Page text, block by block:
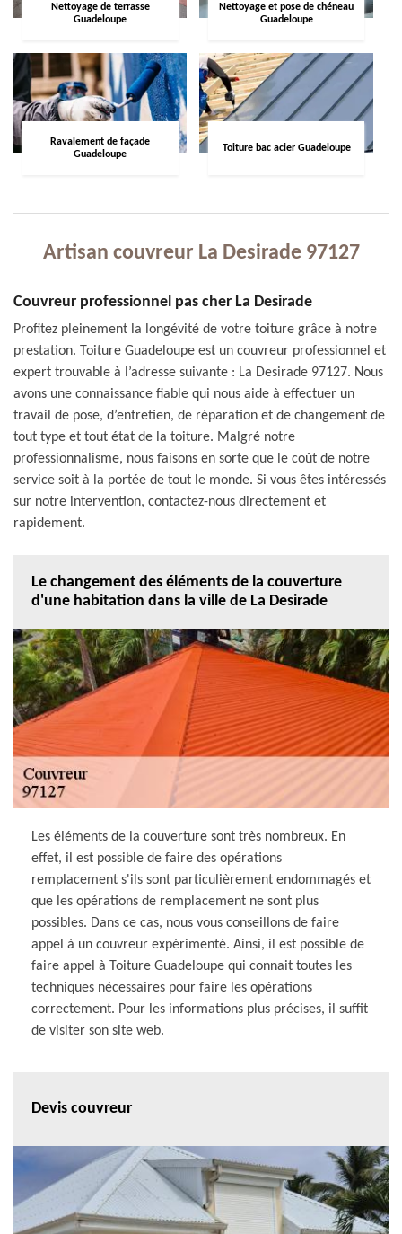
Nettoyage de terrasse
Guadeloupe
Nettoyage et pose de chéneau
Guadeloupe
Ravalement de façade
Guadeloupe
Toiture bac acier Guadeloupe
Artisan couvreur La Desirade 97127
Couvreur professionnel pas cher La Desirade
Profitez pleinement la longévité de votre toiture grâce à notre
prestation. Toiture Guadeloupe est un couvreur professionnel et
expert trouvable à l’adresse suivante : La Desirade 97127. Nous
avons une connaissance fiable qui nous aide à effectuer un
travail de pose, d’entretien, de réparation et de changement de
tout type et tout état de la toiture. Malgré notre
professionnalisme, nous faisons en sorte que le coût de notre
service soit à la portée de tout le monde. Si vous êtes intéressés
sur notre intervention, contactez-nous directement et
rapidement.
Le changement des éléments de la couverture
d'une habitation dans la ville de La Desirade
Les éléments de la couverture sont très nombreux. En
effet, il est possible de faire des opérations
remplacement s'ils sont particulièrement endommagés et
que les opérations de remplacement ne sont plus
possibles. Dans ce cas, nous vous conseillons de faire
appel à un couvreur expérimenté. Ainsi, il est possible de
faire appel à Toiture Guadeloupe qui connait toutes les
techniques nécessaires pour faire les opérations
correctement. Pour les informations plus précises, il suffit
de visiter son site web.
Devis couvreur